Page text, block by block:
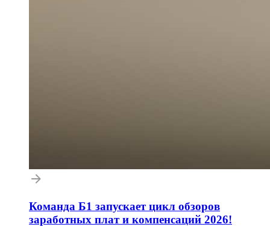
Команда Б1 запускает цикл обзоров
заработных плат и компенсаций 2026!